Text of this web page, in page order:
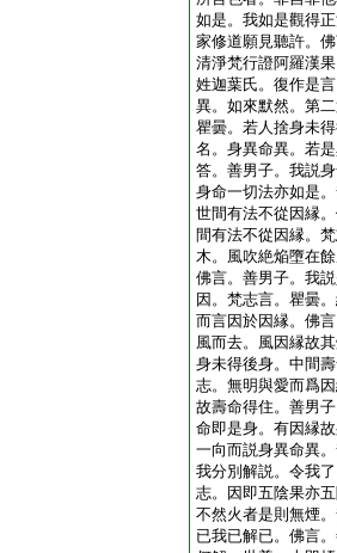
如是。我如是觀得
家修道願見聽許。
清淨梵行證阿羅漢
姓迦葉氏。復作是
異。如來默然。第
瞿曇。若人捨身未
名。身異命異。若
答。善男子。我説
身命一切法亦如是
世間有法不從因縁
間有法不從因縁。
木。風吹絶焔墮在
佛言。善男子。我
因。梵志言。瞿曇
而言因於因縁。佛
風而去。風因縁故
身未得後身。中間
志。無明與愛而爲
故壽命得住。善男
命即是身。有因縁
一向而説身異命異
我分別解説。令我
志。因即五陰果亦
不然火者是則無煙
已我已解已。佛言